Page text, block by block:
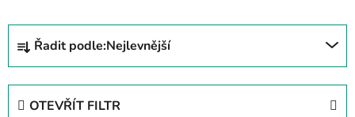
Ř
z
Řadit podle:Nejlevnější
OTEVŘÍT FILTR